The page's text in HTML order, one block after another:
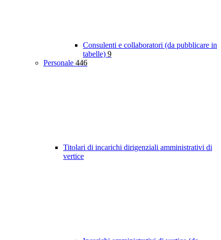
Consulenti e collaboratori (da pubblicare in
tabelle) 9
Personale 446
Titolari di incarichi dirigenziali amministrativi di
vertice